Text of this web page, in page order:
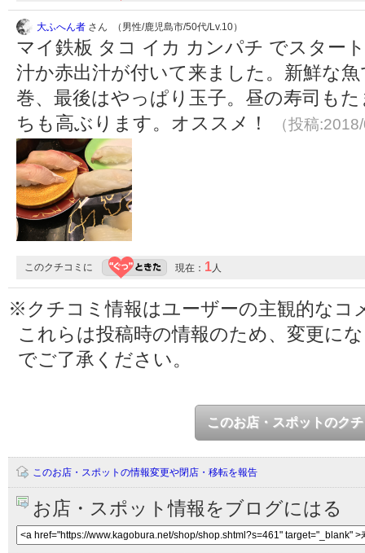
大ふへん者 さん （男性/鹿児島市/50代/Lv.10）
マイ鉄板 タコ イカ カンパチ でスター
汁か赤出汁が付いて来ました。新鮮な
巻、最後はやっぱり玉子。昼の寿司も
ちも高ぶります。オススメ！
（投稿
このクチコミに 現在： 1人
※クチコミ情報はユーザーの主観的なコ
これらは投稿時の情報のため、変更に
でご了承ください。
このお店・スポットのク
このお店・スポットの情報変更や閉店・移転を報告
お店・スポット情報をブログにはる